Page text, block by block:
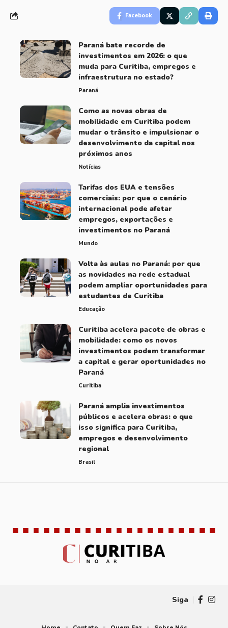
Facebook
Paraná bate recorde de
investimentos em 2026: o que
muda para Curitiba, empregos e
infraestrutura no estado?
Paraná
Como as novas obras de
mobilidade em Curitiba podem
mudar o trânsito e impulsionar o
desenvolvimento da capital nos
próximos anos
Notícias
Tarifas dos EUA e tensões
comerciais: por que o cenário
internacional pode afetar
empregos, exportações e
investimentos no Paraná
Mundo
Volta às aulas no Paraná: por que
as novidades na rede estadual
podem ampliar oportunidades para
estudantes de Curitiba
Educação
Curitiba acelera pacote de obras e
mobilidade: como os novos
investimentos podem transformar
a capital e gerar oportunidades no
Paraná
Curitiba
Paraná amplia investimentos
públicos e acelera obras: o que
isso significa para Curitiba,
empregos e desenvolvimento
regional
Brasil
Siga